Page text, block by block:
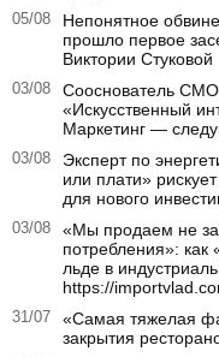
05/08
Непонятное
прошло первое
Виктории Стуковой
03/08
Сооснователь
«Искусственный
Маркетинг —
03/08
Эксперт по
или плати»
для нового
03/08
«Мы продаем не
потребления»: как
льде в
https://
31/07
«Самая тяжелая
закрытия